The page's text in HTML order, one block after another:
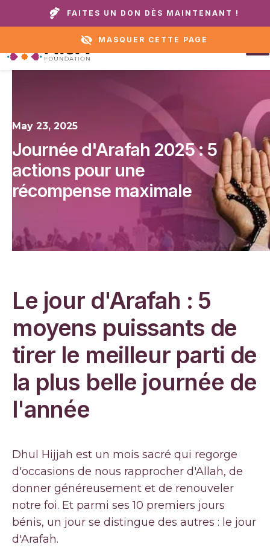
Appelez notre domicile ou notre service
d'assistance :
+1 888 711
FAITES UN DON DÈS MAINTENANT !
MASQUER CETTE PAGE
May 23, 2025
Journée d'Arafah 2025 : 5
actions pour une
récompense maximale
Le jour d'Arafah : 5
moyens puissants de
tirer le meilleur parti de
la plus belle journée de
l'année
Dhul Hijjah est un mois sacré qui regorge
d'occasions de nous rapprocher d'Allah, de
donner généreusement et de renouveler
notre foi. Et parmi ses 10 premiers jours
bénis, un jour se distingue des autres : le jour
d'Arafah.